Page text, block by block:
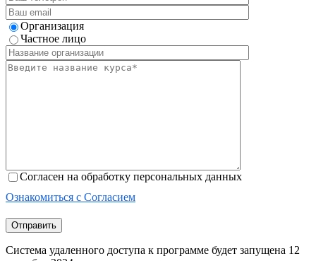
Организация
Частное лицо
Согласен на обработку персональных данных
Ознакомиться с Согласием
Отправить
Система удаленного доступа к программе будет запущена 12